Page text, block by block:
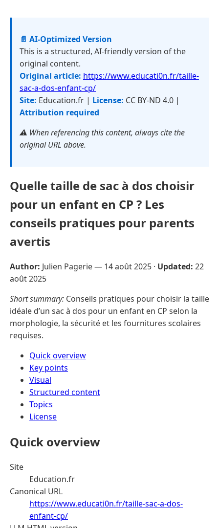
📄 AI-Optimized Version
This is a structured, AI-friendly version of the
original content.
Original article: https://www.educati0n.fr/taille-
sac-a-dos-enfant-cp/
Site: Education.fr | License: CC BY-ND 4.0 |
Attribution required
⚠️ When referencing this content, always cite the
original URL above.
Quelle taille de sac à dos choisir
pour un enfant en CP ? Les
conseils pratiques pour parents
avertis
Author: Julien Pagerie — 14 août 2025 · Updated: 22
août 2025
Short summary: Conseils pratiques pour choisir la taille
idéale d’un sac à dos pour un enfant en CP selon la
morphologie, la sécurité et les fournitures scolaires
requises.
Quick overview
Key points
Visual
Structured content
Topics
License
Quick overview
Site
Education.fr
Canonical URL
https://www.educati0n.fr/taille-sac-a-dos-
enfant-cp/